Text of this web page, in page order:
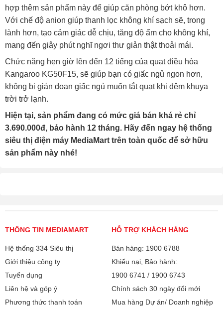
hợp thêm sản phẩm này để giúp căn phòng bớt khô hơn.
Với chế độ anion giúp thanh lọc không khí sạch sẽ, trong
lành hơn, tạo cảm giác dễ chịu, tăng độ ẩm cho không khí,
mang đến giây phút nghĩ ngơi thư giản thật thoải mái.
Chức năng hẹn giờ lên đến 12 tiếng của quạt điều hòa
Kangaroo KG50F15, sẽ giúp bạn có giấc ngủ ngon hơn,
không bị gián đoạn giấc ngủ muốn tắt quạt khi đêm khuya
trời trở lạnh.
Hiện tại, sản phẩm đang có mức giá bán khá rẻ chỉ
3.690.000đ, bảo hành 12 tháng. Hãy đến ngay hệ thống
siêu thị điện máy MediaMart trên toàn quốc để sở hữu
sản phẩm này nhé!
THÔNG TIN MEDIAMART
Hệ thống 334 Siêu thị
Giới thiệu công ty
Tuyển dụng
Liên hệ và góp ý
Phương thức thanh toán
HỖ TRỢ KHÁCH HÀNG
Bán hàng: 1900 6788
Khiếu nại, Bảo hành:
1900 6741 / 1900 6743
Chính sách 30 ngày đổi mới
Mua hàng Dự án/ Doanh nghiệp